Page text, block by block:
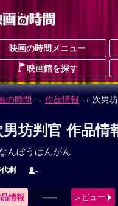
映画の時間メニュー
映画館を探す
の時間 → 作品情報 → 次男
男坊判官 作品情
んぼうはんがん
劇 -
情報 ------ レビュー